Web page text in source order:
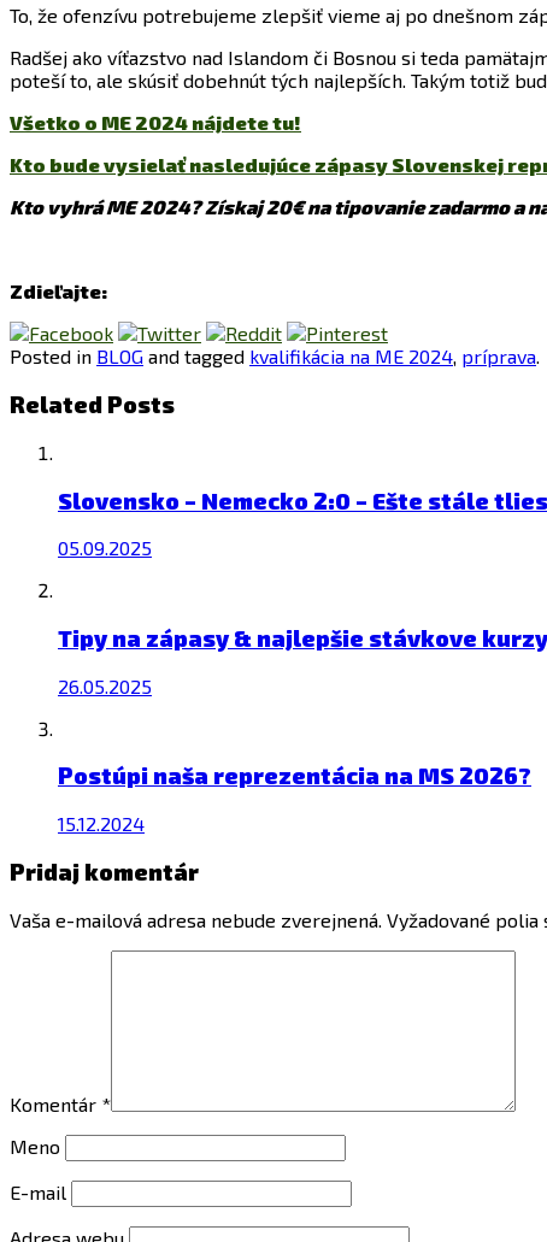
To, že ofenzívu potrebujeme zlepšiť vieme aj po dnešnom
Radšej ako víťazstvo nad Islandom či Bosnou si teda
poteší to, ale skúsiť dobehnút tých najlepších. Takým totiž
Všetko o ME 2024 nájdete tu!
Kto bude vysielať nasledujúce zápasy Slovenskej
Kto vyhrá ME 2024? Získaj 20€ na tipovanie zadarmo a
Zdieľajte:
Posted in BLOG and tagged kvalifikácia na ME 2024, príprava.
Related Posts
Slovensko – Nemecko 2:0 – Ešte stále
05.09.2025
Tipy na zápasy & najlepšie stávkove kurzy
26.05.2025
Postúpi naša reprezentácia na MS 2026?
15.12.2024
Pridaj komentár
Vaša e-mailová adresa nebude zverejnená. Vyžadované polia
Komentár *
Meno
E-mail
Adresa webu